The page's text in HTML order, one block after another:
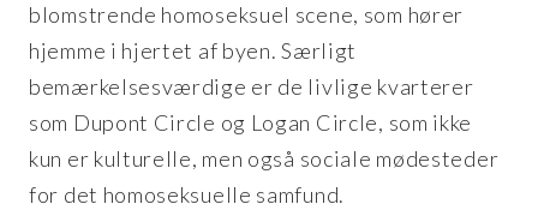
blomstrende homoseksuel scene, som hører
hjemme i hjertet af byen. Særligt
bemærkelsesværdige er de livlige kvarterer
som Dupont Circle og Logan Circle, som ikke
kun er kulturelle, men også sociale mødesteder
for det homoseksuelle samfund.